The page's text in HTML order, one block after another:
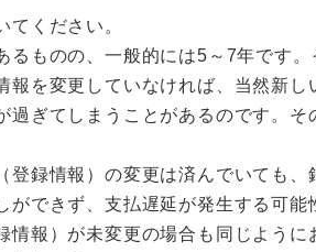
ください。
るものの、一般的には5～7年です。
を変更していなければ、当然新し
ぎてしまうことがあるのです。そ
登録情報）の変更は済んでいても、
ができず、支払遅延が発生する可能
情報）が未変更の場合も同じように